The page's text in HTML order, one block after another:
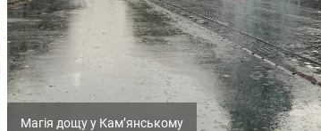
Магія дощу у Кам’янському